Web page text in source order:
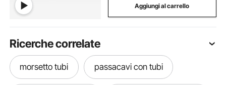
Aggiungi al carrello
Ricerche correlate
morsetto tubi passacavi con tubi